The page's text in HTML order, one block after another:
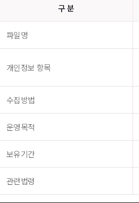
구 분
파일명
개인정보 항목
수집방법
운영목적
보유기간
관련법령